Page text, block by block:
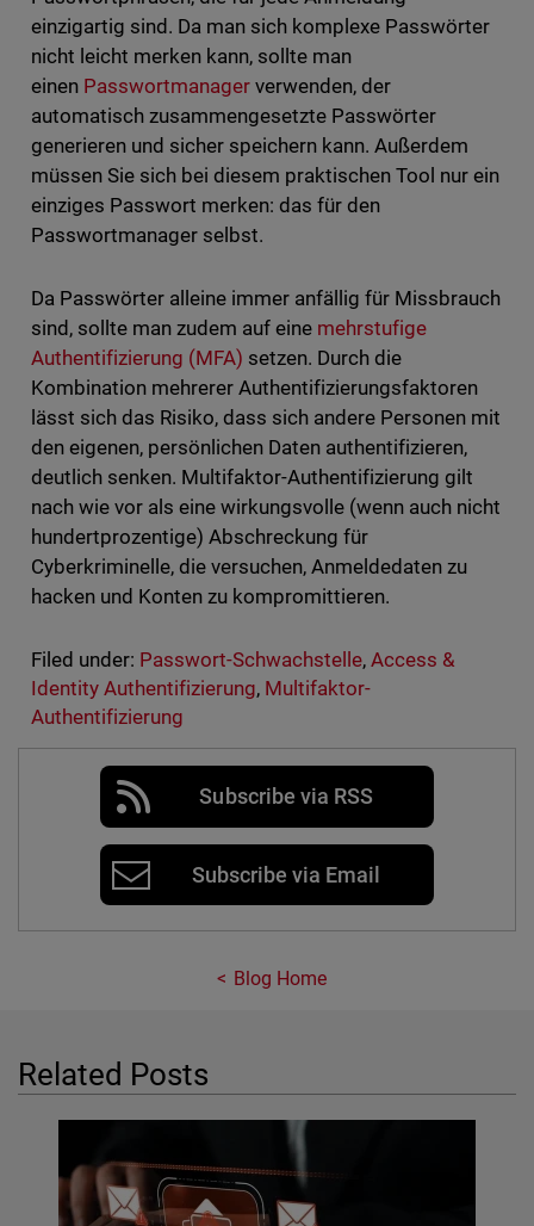
einzigartig sind. Da man sich komplexe Passwörter
nicht leicht merken kann, sollte man
einen Passwortmanagerverwenden, der
automatisch zusammengesetzte Passwörter
generieren und sicher speichern kann. Außerdem
müssen Sie sich bei diesem praktischen Tool nur ein
einziges Passwort merken: das für den
Passwortmanager selbst.
Da Passwörter alleine immer anfällig für Missbrauch
sind, sollte man zudem auf eine mehrstufige
Authentifizierung (MFA) setzen. Durch die
Kombination mehrerer Authentifizierungsfaktoren
lässt sich das Risiko, dass sich andere Personen mit
den eigenen, persönlichen Daten authentifizieren,
deutlich senken. Multifaktor-Authentifizierung gilt
nach wie vor als eine wirkungsvolle (wenn auch nicht
hundertprozentige) Abschreckung für
Cyberkriminelle, die versuchen, Anmeldedaten zu
hacken und Konten zu kompromittieren.
Filed under: Passwort-Schwachstelle,Access &
Identity Authentifizierung, Multifaktor-
Authentifizierung
Subscribe via RSS
Subscribe via Email
Blog Home
Related Posts